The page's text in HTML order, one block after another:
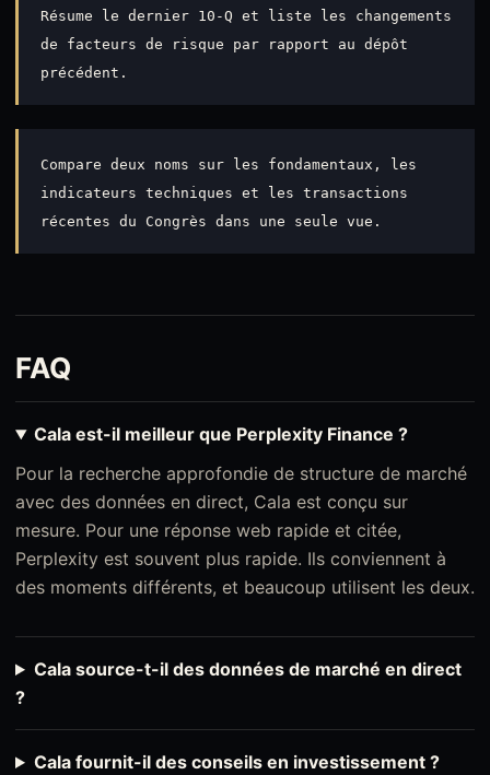
Résume le dernier 10-Q et liste les changements
de facteurs de risque par rapport au dépôt
précédent.
Compare deux noms sur les fondamentaux, les
indicateurs techniques et les transactions
récentes du Congrès dans une seule vue.
FAQ
Cala est-il meilleur que Perplexity Finance ?
Pour la recherche approfondie de structure de marché
avec des données en direct, Cala est conçu sur
mesure. Pour une réponse web rapide et citée,
Perplexity est souvent plus rapide. Ils conviennent à
des moments différents, et beaucoup utilisent les deux.
Cala source-t-il des données de marché en direct
?
Cala fournit-il des conseils en investissement ?